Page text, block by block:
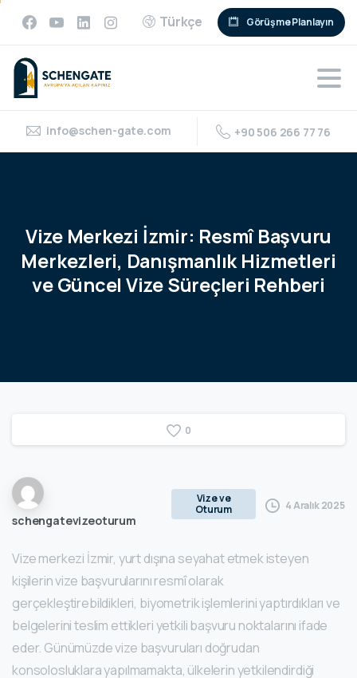
Türkçe Görüşme Planlayın
info@schen-gate.com +90 506 266 77 76
Vize Merkezi İzmir: Resmî Başvuru
Merkezleri, Danışmanlık Hizmetleri
veGüncel VizeSüreçleri Rehberi
0
schengatevizeoturum
Vize ve
Oturum
4 Aralık 2025
Vize merkezi İzmir, yurt dışına seyahat etmek isteyen
kişilerin vize başvurularını resmî olarak
gerçekleştirebildikleri, biyometrik işlemlerini yaptırdıkları ve
belgelerini teslim ettikleri yetkili başvuru noktalarını ifade
eder. Günümüzde vize başvuruları doğrudan
konsolosluklara yapılmamakta, ülkelerin yetkilendirdiği